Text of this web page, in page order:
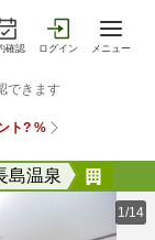
確認 ログイン メニュー
島温泉
1/14